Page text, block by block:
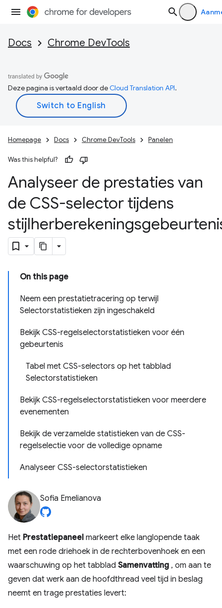
Docs Chrome DevTools
Deze pagina is vertaald door deCloud Translation API.
Homepage Docs Chrome DevTools Panelen
Was this helpful?
Analyseer de prestaties van
de CSS-selector tijdens
On this page
Neem een ​​prestatietracering op terwijl
Selectorstatistieken zijn ingeschakeld
Bekijk CSS-regelselectorstatistieken voor één
gebeurtenis
Tabel met CSS-selectors op het tabblad
Selectorstatistieken
Bekijk CSS-regelselectorstatistieken voor meerdere
evenementen
Bekijk de verzamelde statistieken van de CSS-
regelselectie voor de volledige opname
Analyseer CSS-selectorstatistieken
Sofia Emelianova
Het Prestatiepaneel markeert elke langlopende taak
met een rode driehoek in de rechterbovenhoek en een
waarschuwing op het tabblad Samenvatting , om aan te
geven dat werk aan de hoofdthread veel tijd in beslag
neemt en trage prestaties levert: